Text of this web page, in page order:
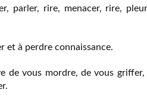
parler, rire, menacer, rire,
et à perdre connaissance.
de vous mordre, de vous griffer,